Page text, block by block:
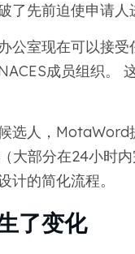
了先前迫使申请人
公室现在可以接
成员组织。
选人，
大部分在24小时
计的简化流程。
了变化